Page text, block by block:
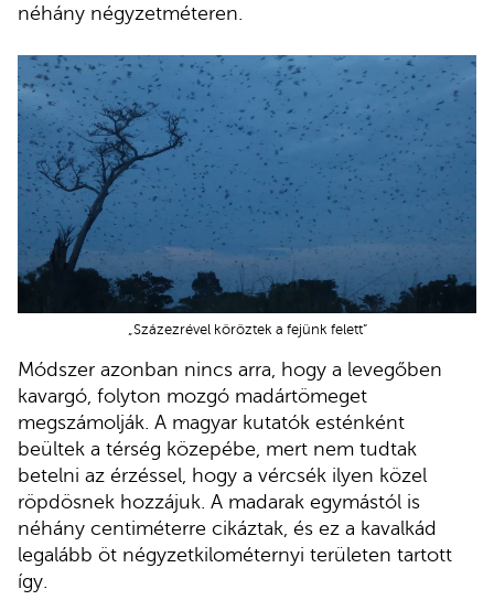
néhány négyzetméteren.
„Százezrével köröztek a fejünk felett”
Módszer azonban nincs arra, hogy a levegőben
kavargó, folyton mozgó madártömeget
megszámolják. A magyar kutatók esténként
beültek a térség közepébe, mert nem tudtak
betelni az érzéssel, hogy a vércsék ilyen közel
röpdösnek hozzájuk. A madarak egymástól is
néhány centiméterre cikáztak, és ez a kavalkád
legalább öt négyzetkilométernyi területen tartott
így.